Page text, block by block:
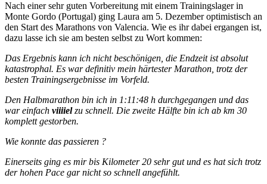
Nach einer sehr guten Vorbereitung mit einem Trainingslager in
Monte Gordo (Portugal) ging Laura am 5. Dezember optimistisch an
den Start des Marathons von Valencia. Wie es ihr dabei ergangen ist,
dazu lasse ich sie am besten selbst zu Wort kommen:
Das Ergebnis kann ich nicht beschönigen, die Endzeit ist absolut
katastrophal. Es war definitiv mein härtester Marathon, trotz der
besten Trainingsergebnisse im Vorfeld.
Den Halbmarathon bin ich in 1:11:48 h durchgegangen und das
war einfach viiiielzu schnell. Die zweite Hälfte bin ich ab km 30
komplett gestorben.
Wie konnte das passieren ?
Einerseits ging es mir bis Kilometer 20 sehr gut und es hat sich trotz
der hohen Pace gar nicht so schnell angefühlt.